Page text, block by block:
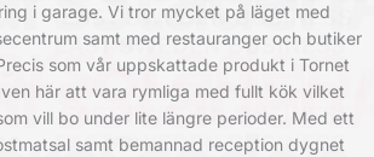
i garage. Vi tror mycket på läget med
samt med restauranger och butiker
som vår uppskattade produkt i Tornet
här att vara rymliga med fullt kök vilket
vill bo under lite längre perioder. Med ett
samt bemannad reception dygnet